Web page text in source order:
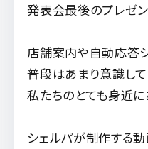
発表会最後のプレゼン
店舗案内や自動応答
普段はあまり意識し
私たちのとても身近に
シェルパが制作する動